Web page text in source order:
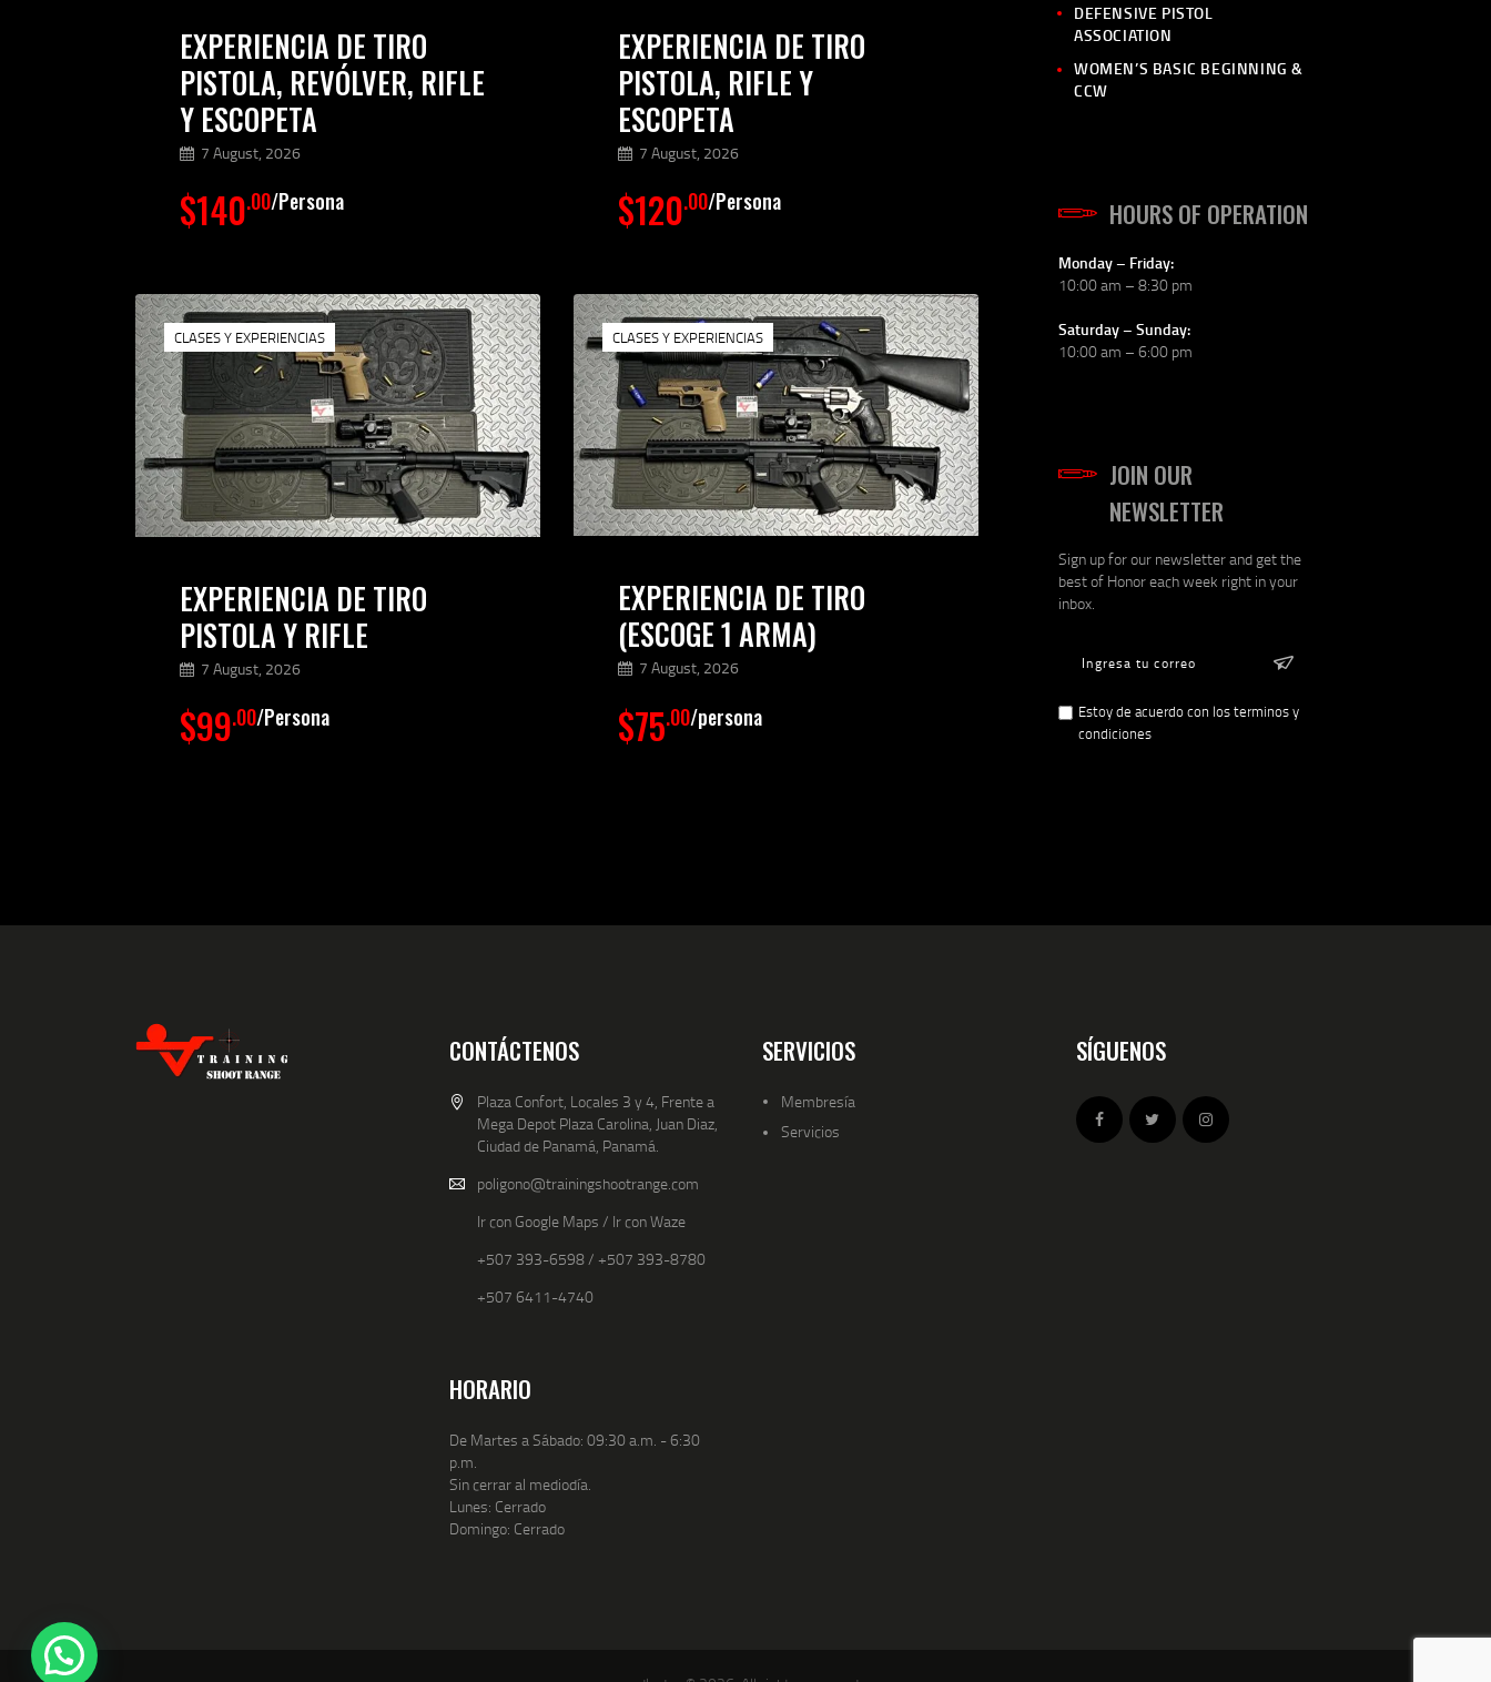
EXPERIENCIA DE TIRO
PISTOLA, REVÓLVER, RIFLE
Y ESCOPETA
7 August, 2026
$140.00 Persona
EXPERIENCIA DE TIRO
PISTOLA, RIFLE Y
ESCOPETA
7 August, 2026
$120.00 Persona
CLASES Y EXPERIENCIAS
EXPERIENCIA DE TIRO
PISTOLA Y RIFLE
7 August, 2026
$99.00 Persona
CLASES Y EXPERIENCIAS
EXPERIENCIA DE TIRO
(ESCOGE 1 ARMA)
7 August, 2026
$75.00 persona
DEFENSIVE PISTOL
ASSOCIATION
WOMEN’S BASIC BEGINNING &
CCW
HOURS OF OPERATION
Monday – Friday:
10:00 am – 8:30 pm
Saturday – Sunday:
10:00 am – 6:00 pm
JOIN OUR
NEWSLETTER
Sign up for our newsletter and get the
best of Honor each week right in your
inbox.
Estoy de acuerdo con los terminos y
condiciones
CONTÁCTENOS
Plaza Confort, Locales 3 y 4, Frente a
Mega Depot Plaza Carolina, Juan Diaz,
Ciudad de Panamá, Panamá.
poligono@trainingshootrange.com
Ir con Google Maps / Ir con Waze
+507 393-6598/ +507 393-8780
+507 6411-4740
HORARIO
De Martes a Sábado: 09:30 a.m. - 6:30
p.m.
Sin cerrar al mediodía.
Lunes: Cerrado
Domingo: Cerrado
SERVICIOS
Membresía
Servicios
SÍGUENOS